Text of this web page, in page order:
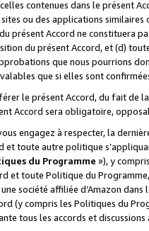
contenues dans le présent
ou des applications
présent Accord ne constituera
du présent Accord, et (d)
que nous pourrions
que si elles sont
le présent Accord, du fait de
Accord sera obligatoire,
engagez à respecter, la
et toute autre politique
du Programme »), y
et toute Politique du
société affiliée d’Amazon
(y compris les Politiques du
tous les accords et discussions